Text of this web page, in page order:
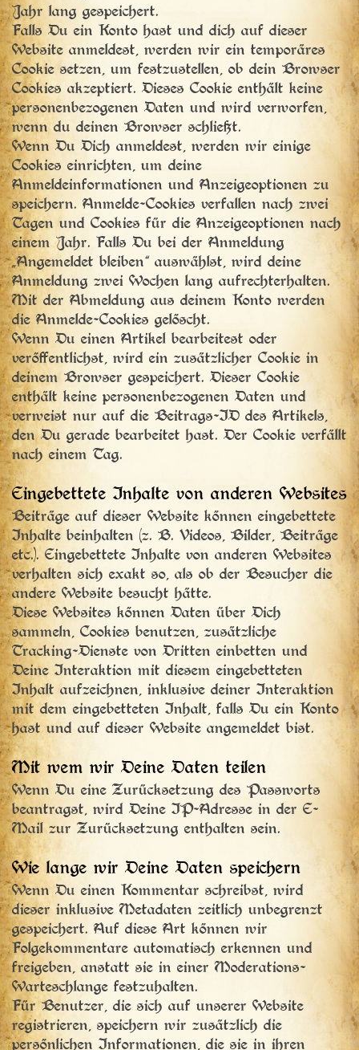
Jahr lang gespeichert.
Falls Du ein Konto hast und dich auf dieser
Website anmeldest, werden wir ein temporäres
Cookie setzen, um festzustellen, ob dein Browser
Cookies akzeptiert. Dieses Cookie enthält keine
personenbezogenen Daten und wird verworfen,
wenn du deinen Browser schließt.
Wenn Du Dich anmeldest, werden wir einige
Cookies einrichten, um deine
Anmeldeinformationen und Anzeigeoptionen zu
speichern. Anmelde-Cookies verfallen nach zwei
Tagen und Cookies für die Anzeigeoptionen nach
einem Jahr. Falls Du bei der Anmeldung
„Angemeldet bleiben“ auswählst, wird deine
Anmeldung zwei Wochen lang aufrechterhalten.
Mit der Abmeldung aus deinem Konto werden
die Anmelde-Cookies gelöscht.
Wenn Du einen Artikel bearbeitest oder
veröffentlichst, wird ein zusätzlicher Cookie in
deinem Browser gespeichert. Dieser Cookie
enthält keine personenbezogenen Daten und
verweist nur auf die Beitrags-ID des Artikels,
den Du gerade bearbeitet hast. Der Cookie verfällt
nach einem Tag.
Eingebettete Inhalte von anderen Websites
Beiträge auf dieser Website können eingebettete
Inhalte beinhalten (z. B. Videos, Bilder, Beiträge
etc.). Eingebettete Inhalte von anderen Websites
verhalten sich exakt so, als ob der Besucher die
andere Website besucht hätte.
Diese Websites können Daten über Dich
sammeln, Cookies benutzen, zusätzliche
Tracking-Dienste von Dritten einbetten und
Deine Interaktion mit diesem eingebetteten
Inhalt aufzeichnen, inklusive deiner Interaktion
mit dem eingebetteten Inhalt, falls Du ein Konto
hast und auf dieser Website angemeldet bist.
Mit wem wir Deine Daten teilen
Wenn Du eine Zurücksetzung des Passworts
beantragst, wird Deine IP-Adresse in der E-
Mail zur Zurücksetzung enthalten sein.
Wie lange wir Deine Daten speichern
Wenn Du einen Kommentar schreibst, wird
dieser inklusive Metadaten zeitlich unbegrenzt
gespeichert. Auf diese Art können wir
Folgekommentare automatisch erkennen und
freigeben, anstatt sie in einer Moderations-
Warteschlange festzuhalten.
Für Benutzer, die sich auf unserer Website
registrieren, speichern wir zusätzlich die
persönlichen Informationen, die sie in ihren